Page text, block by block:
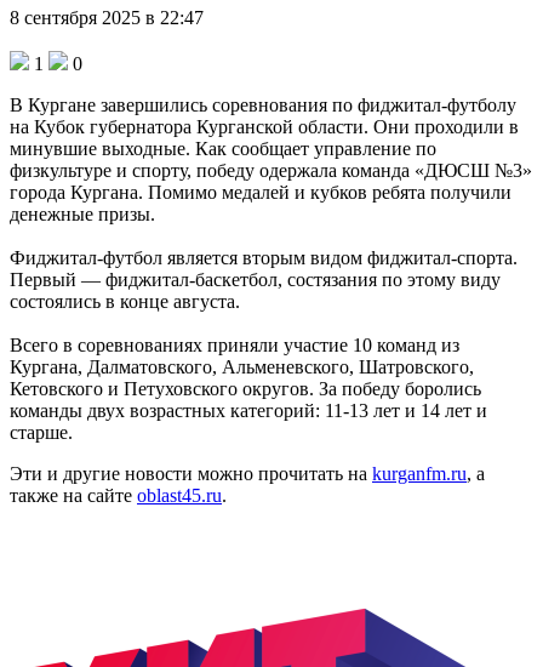
8 сентября 2025 в 22:47
1
0
В Кургане завершились соревнования по фиджитал-футболу
на Кубок губернатора Курганской области. Они проходили в
минувшие выходные. Как сообщает управление по
физкультуре и спорту, победу одержала команда «ДЮСШ №3»
города Кургана. Помимо медалей и кубков ребята получили
денежные призы.
Фиджитал-футбол является вторым видом фиджитал-спорта.
Первый — фиджитал-баскетбол, состязания по этому виду
состоялись в конце августа.
Всего в соревнованиях приняли участие 10 команд из
Кургана, Далматовского, Альменевского, Шатровского,
Кетовского и Петуховского округов. За победу боролись
команды двух возрастных категорий: 11-13 лет и 14 лет и
старше.
Эти и другие новости можно прочитать на kurganfm.ru, а
также на сайте oblast45.ru.